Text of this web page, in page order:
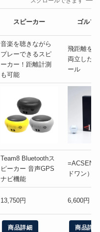
スピーカー ゴルフ
音楽を聴きながら
プレーできるスピ
ーカー！距離計測
も可能
飛距離を
両立した
ール
Team8 Bluetoothス
ピーカー 音声GPS
ナビ機能
ドワン）=
13,750円 6,600円
商品詳細 商品詳細